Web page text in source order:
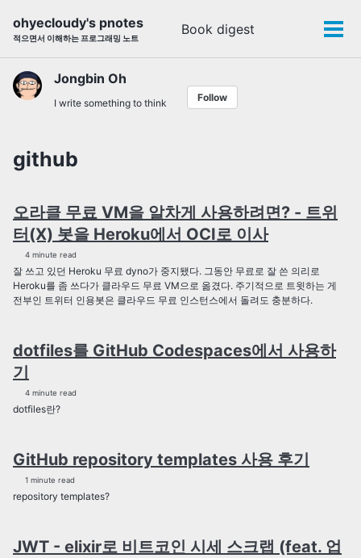
navigation
ohyecloudy's pnotes
적으면서 이해하는 프로그래밍 노트
Book digest
Toggle
Jongbin Oh
I write something to think Follow
github
오라클 무료 VM을 알차게 사용하려면? - 트위
터(X) 봇을 Heroku에서 OCI로 이사
4 minute read
잘 쓰고 있던 Heroku 무료 dyno가 중지됐다. 그동안 무료로 잘 쓴 의리로
Heroku를 좀 쓰다가 클라우드 무료 VM으로 옮겼다. 주기적으로 트윗하는 게
전부인 트위터 인용봇은 클라우드 무료 인스턴스에서 돌려도 충분하다.
dotfiles를 GitHub Codespaces에서 사용하
기
4 minute read
dotfiles란?
GitHub repository templates 사용 후기
1 minute read
repository templates?
JWT - elixir로 비트코인 시세 스크랩 (feat. 업